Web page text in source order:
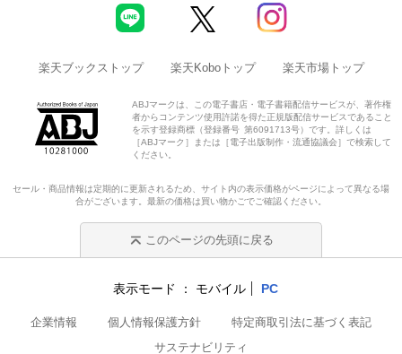
楽天ブックストップ 楽天Koboトップ 楽天市場トップ
ABJマークは、この電子書店・電子書籍配信サービスが、著作権
者からコンテンツ使用許諾を得た正規版配信サービスであること
を示す登録商標（登録番号 第6091713号）です。詳しくは
［ABJマーク］または［電子出版制作・流通協議会］で検索して
ください。
セール・商品情報は定期的に更新されるため、サイト内の表示価格がページによって異なる場
合がございます。最新の価格は買い物かごでご確認ください。
このページの先頭に戻る
表示モード モバイル PC
企業情報 個人情報保護方針
特定商取引法に基づく表記
サステナビリティ